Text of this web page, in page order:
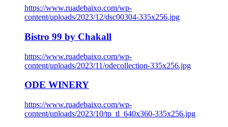
https://www.ruadebaixo.com/wp-
content/uploads/2023/12/dsc00304-335x256.jpg
Bistro 99 by Chakall
https://www.ruadebaixo.com/wp-
content/uploads/2023/11/odecollection-335x256.jpg
ODE WINERY
https://www.ruadebaixo.com/wp-
content/uploads/2023/10/tp_tl_640x360-335x256.jpg